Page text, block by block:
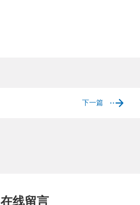
下一篇
在线留言